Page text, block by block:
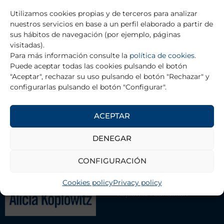
Utilizamos cookies propias y de terceros para analizar
nuestros servicios en base a un perfil elaborado a partir de
sus hábitos de navegación (por ejemplo, páginas
visitadas).
Para más información consulte la política de cookies.
Puede aceptar todas las cookies pulsando el botón
"Aceptar", rechazar su uso pulsando el botón "Rechazar" y
configurarlas pulsando el botón "Configurar".
ACEPTAR
DENEGAR
CONFIGURACIÓN
Cookies policyPrivacy policy
Prev
PREVIOUS
Dr. César González-Blanch Bosch
NEXT
Ana María García Sánchez
RETURN TO TRAINING GRANTS
THE FOUNDATION
Contact
Association of Scientists Alicia
Koplowitz Foundation